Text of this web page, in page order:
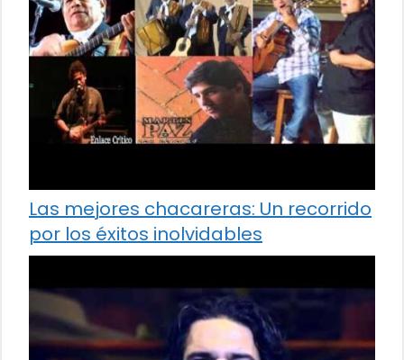
Las mejores chacareras: Un recorrido
por los éxitos inolvidables